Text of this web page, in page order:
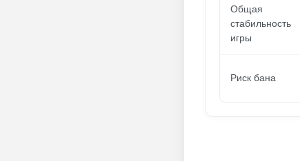
Общая
стабильность
игры
Риск бана